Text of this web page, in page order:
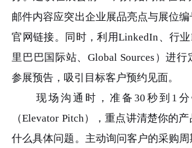
邮件内容应突出企业展品亮点与展位
官网链接。同时，利用LinkedIn、行
里巴巴国际站、Global Sources）进
参展预告，吸引目标客户预约见面。
现场沟通时，准备30秒到1分
（Elevator Pitch），重点讲清楚你的
什么具体问题。主动询问客户的采购周